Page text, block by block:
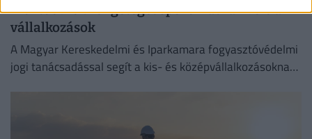
mentőövről: rengeteget spórolhatnak vele a
vállalkozások
A Magyar Kereskedelmi és Iparkamara fogyasztóvédelmi
jogi tanácsadással segít a kis- és középvállalkozásoknak